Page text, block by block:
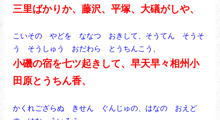
三里ばかりか、藤沢、平塚、大礒がしや、
こいその やどを ななつ おきして、そうてん そうそ
う そうしゅう おだわら とうちんこう、
小磯の宿を七ツ起きして、早天早々相州小
田原とうちん香、
かくれござらぬ きせん ぐんじゅの、はなの おえど